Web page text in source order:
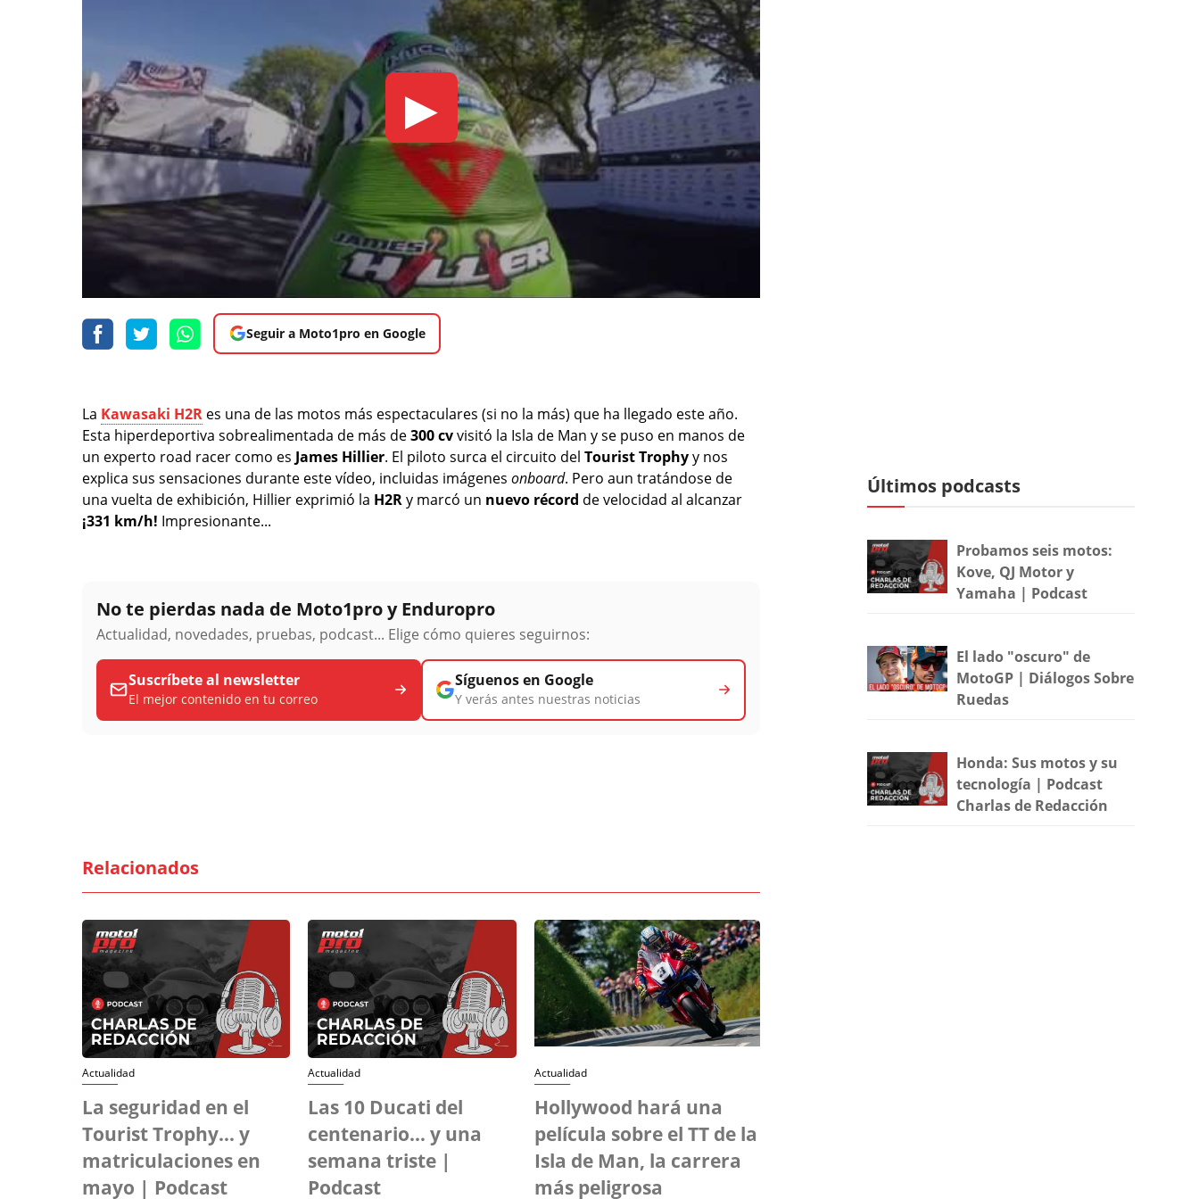
▶
Seguir a Moto1pro en Google
La Kawasaki H2R es una de las motos más espectaculares (si no la más) que ha llegado este año.
Esta hiperdeportiva sobrealimentada de más de300 cvvisitó la Isla de Man y se puso en manos de
un experto road racer como es James Hillier. El piloto surca el circuito del Tourist Trophyy nos
explica sus sensaciones durante este vídeo, incluidas imágenes onboard. Pero aun tratándose de
una vuelta de exhibición, Hillier exprimió la H2Ry marcó un nuevo récord de velocidad al alcanzar
¡331 km/h! Impresionante...
No te pierdas nada de Moto1pro y Enduropro
Actualidad, novedades, pruebas, podcast... Elige cómo quieres seguirnos:
Suscríbete al newsletter
El mejor contenido en tu correo
Síguenos en Google
Y verás antes nuestras noticias
Relacionados
Actualidad
La seguridad en el
Tourist Trophy… y
matriculaciones en
mayo | Podcast
Actualidad
Las 10 Ducati del
centenario… y una
semana triste |
Podcast
Actualidad
Hollywood hará una
película sobre el TT de la
Isla de Man, la carrera
más peligrosa
Últimos podcasts
Probamos seis motos:
Kove, QJ Motor y
Yamaha | Podcast
El lado "oscuro" de
MotoGP | Diálogos Sobre
Ruedas
Honda: Sus motos y su
tecnología | Podcast
Charlas de Redacción